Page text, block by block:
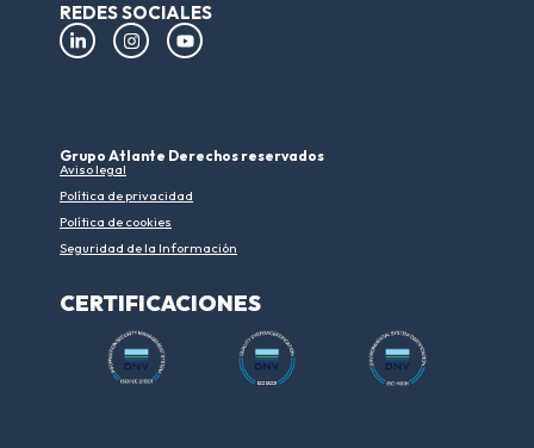
REDES SOCIALES
Grupo Atlante Derechos reservados
Aviso legal
Política de privacidad
Política de cookies
Seguridad de la Información
CERTIFICACIONES